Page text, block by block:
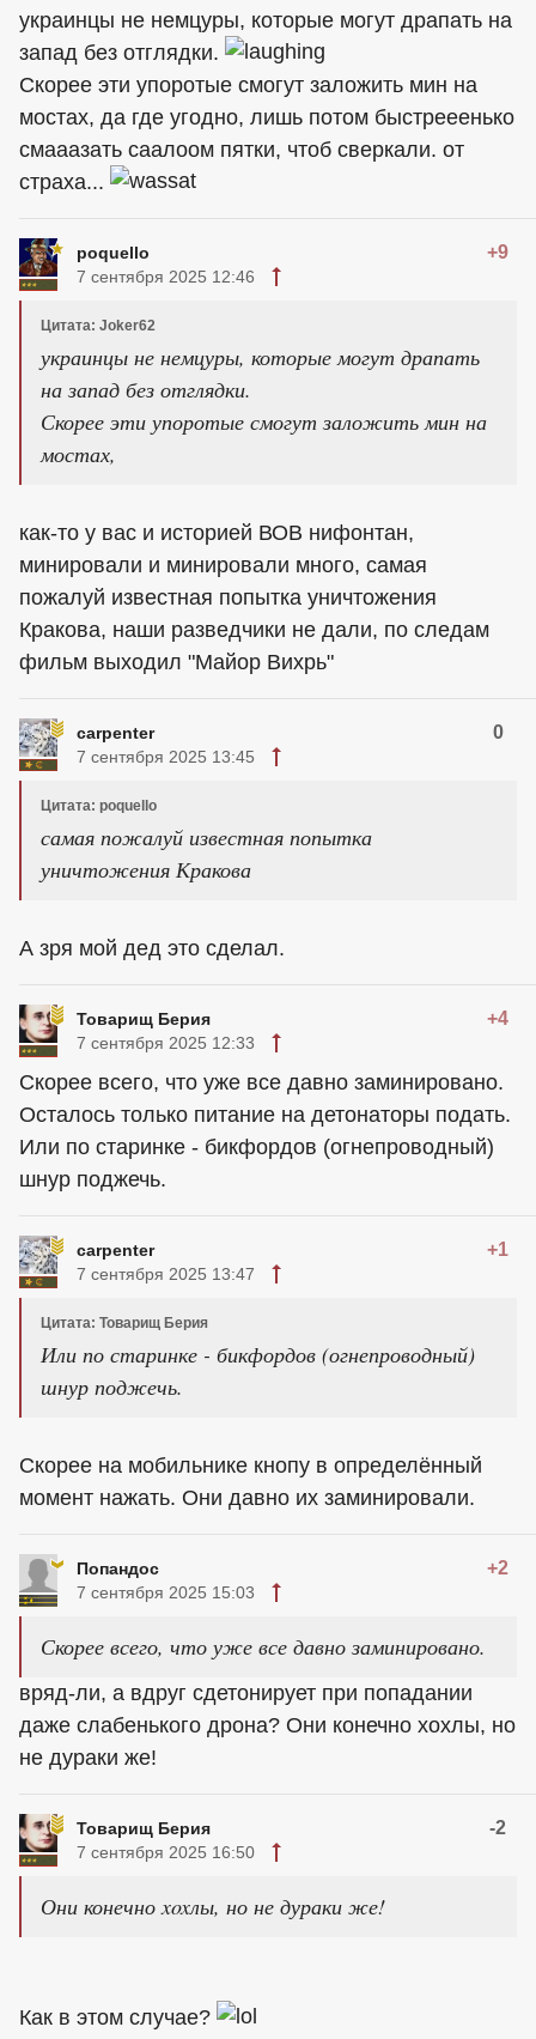
украинцы не немцуры, которые могут драпать на
запад без отглядки.
Скорее эти упоротые смогут заложить мин на
мостах, да где угодно, лишь потом быстрееенько
смааазать саалоом пятки, чтоб сверкали. от
страха...
poquello +9
7 сентября 2025 12:46
Цитата: Joker62
украинцы не немцуры, которые могут драпать
на запад без отглядки.
Скорее эти упоротые смогут заложить мин на
мостах,
как-то у вас и историей ВОВ нифонтан,
минировали и минировали много, самая
пожалуй известная попытка уничтожения
Кракова, наши разведчики не дали, по следам
фильм выходил "Майор Вихрь"
carpenter 0
7 сентября 2025 13:45
Цитата: poquello
самая пожалуй известная попытка
уничтожения Кракова
А зря мой дед это сделал.
Товарищ Берия +4
7 сентября 2025 12:33
Скорее всего, что уже все давно заминировано.
Осталось только питание на детонаторы подать.
Или по старинке - бикфордов (огнепроводный)
шнур поджечь.
carpenter +1
7 сентября 2025 13:47
Цитата: Товарищ Берия
Или по старинке - бикфордов (огнепроводный)
шнур поджечь.
Скорее на мобильнике кнопу в определённый
момент нажать. Они давно их заминировали.
Попандос +2
7 сентября 2025 15:03
Скорее всего, что уже все давно заминировано.
вряд-ли, а вдруг сдетонирует при попадании
даже слабенького дрона? Они конечно xoxлы, но
не дураки же!
Товарищ Берия -2
7 сентября 2025 16:50
Они конечно xoxлы, но не дураки же!
Как в этом случае?